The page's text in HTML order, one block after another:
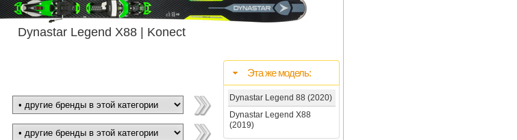
Dynastar Legend X88 | Konect
Эта же модель:
Dynastar Legend 88 (2020)
Dynastar Legend X88
(2019)